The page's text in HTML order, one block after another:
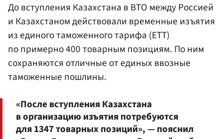
До вступления Казахстана в ВТО между Россией
и Казахстаном действовали временные изъятия
из единого таможенного тарифа (ЕТТ)
по примерно 400 товарным позициям. По ним
сохраняются отличные от единых ввозные
таможенные пошлины.
«После вступления Казахстана
в организацию изъятия потребуются
для 1347 товарных позиций», — пояснил